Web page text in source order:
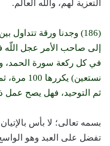
التعزية لهم، واللّه العالم.
(186) وجدنا ورقة
إلى صاحب الأمر عجل اللّه
في كل ركعة سورة الحمد،
نستعين)
ثم التوحيد، فهل يصح عمل
بسمه تعالى؛ لا بأس
تفضل على العبد وهو الواسع